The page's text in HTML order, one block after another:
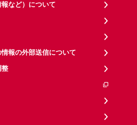
など）について
報の外部送信について
整